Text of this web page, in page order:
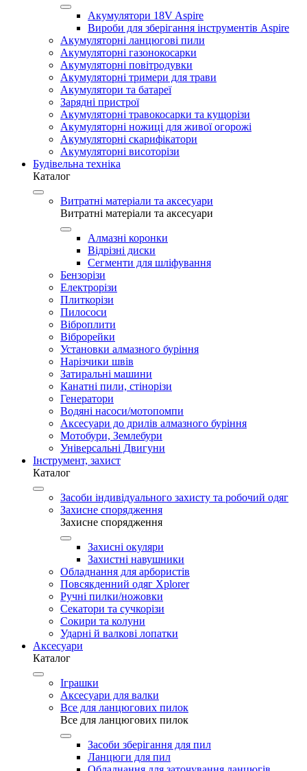
Акумулятори 18V Aspire
Вироби для зберігання інструментів Aspire
Акумуляторні ланцюгові пили
Акумуляторні газонокосарки
Акумуляторні повітродувки
Акумуляторні тримери для трави
Акумулятори та батареї
Зарядні пристрої
Акумуляторні травокосарки та кущорізи
Акумуляторні ножиці для живої огорожі
Акумуляторні скарифікатори
Акумуляторні висоторізи
Будівельна техніка
Каталог
Витратні матеріали та аксесуари
Витратні матеріали та аксесуари
Алмазні коронки
Відрізні диски
Сегменти для шліфування
Бензорізи
Електрорізи
Плиткорізи
Пилососи
Віброплити
Віброрейки
Установки алмазного буріння
Нарізчики швів
Затиральні машини
Канатні пили, стінорізи
Генератори
Водяні насоси/мотопомпи
Аксесуари до дрилів алмазного буріння
Мотобури, Землебури
Універсальні Двигуни
Інструмент, захист
Каталог
Засоби індивідуального захисту та робочий одяг
Захисне спорядження
Захисне спорядження
Захисні окуляри
Захистні навушники
Обладнання для арбористів
Повсякденний одяг Xplorer
Ручні пилки/ножовки
Секатори та сучкорізи
Сокири та колуни
Ударні й валкові лопатки
Аксесуари
Каталог
Іграшки
Аксесуари для валки
Все для ланцюгових пилок
Все для ланцюгових пилок
Засоби зберігання для пил
Ланцюги для пил